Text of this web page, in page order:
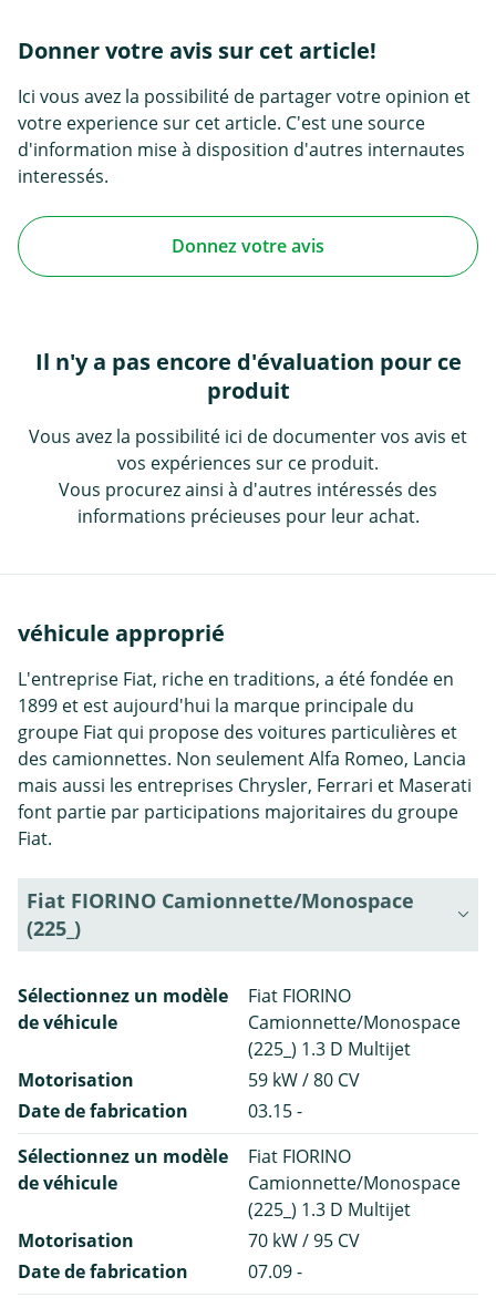
Donner votre avis sur cet article!
Ici vous avez la possibilité de partager votre opinion et
votre experience sur cet article. C'est une source
d'information mise à disposition d'autres internautes
interessés.
Donnez votre avis
Il n'y a pas encore d'évaluation pour ce
produit
Vous avez la possibilité ici de documenter vos avis et
vos expériences sur ce produit.
Vous procurez ainsi à d'autres intéressés des
informations précieuses pour leur achat.
véhicule approprié
L'entreprise Fiat, riche en traditions, a été fondée en
1899 et est aujourd'hui la marque principale du
groupe Fiat qui propose des voitures particulières et
des camionnettes. Non seulement Alfa Romeo, Lancia
mais aussi les entreprises Chrysler, Ferrari et Maserati
font partie par participations majoritaires du groupe
Fiat.
Fiat FIORINO Camionnette/Monospace
(225_)
Sélectionnez un modèle
de véhicule
Fiat FIORINO
Camionnette/Monospace
(225_) 1.3 D Multijet
Motorisation
59 kW / 80 CV
Date de fabrication
03.15 -
Sélectionnez un modèle
de véhicule
Fiat FIORINO
Camionnette/Monospace
(225_) 1.3 D Multijet
Motorisation
70 kW / 95 CV
Date de fabrication
07.09 -